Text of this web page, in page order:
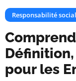
Responsabilité
pour les